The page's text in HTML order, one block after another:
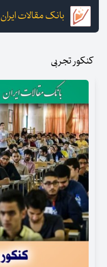
بانک مقالات ایران
کنکور تجربی